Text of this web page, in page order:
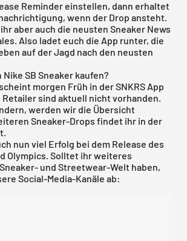
Reminder einstellen, dann erhaltet
wenn der Drop ansteht.
aber auch die neusten Sneaker News
Also ladet euch die App runter, die
auf der Jagd nach den neusten
Nike SB Sneaker kaufen?
morgen Früh in der SNKRS App
Retailer sind aktuell nicht vorhanden.
werden wir die Übersicht
Sneaker-Drops findet ihr in der
.
nun viel Erfolg bei dem Release des
Olympics. Solltet ihr weiteres
und Streetwear-Welt haben,
Social-Media-Kanäle ab: